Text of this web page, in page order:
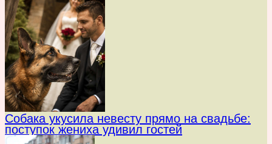
Собака укусила невесту прямо на свадьбе:
поступок жениха удивил гостей